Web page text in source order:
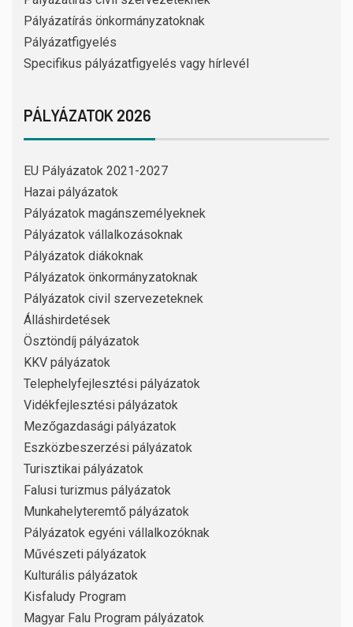
Pályázatírás önkormányzatoknak
Pályázatfigyelés
Specifikus pályázatfigyelés vagy hírlevél
PÁLYÁZATOK 2026
EU Pályázatok 2021-2027
Hazai pályázatok
Pályázatok magánszemélyeknek
Pályázatok vállalkozásoknak
Pályázatok diákoknak
Pályázatok önkormányzatoknak
Pályázatok civil szervezeteknek
Álláshirdetések
Ösztöndíj pályázatok
KKV pályázatok
Telephelyfejlesztési pályázatok
Vidékfejlesztési pályázatok
Mezőgazdasági pályázatok
Eszközbeszerzési pályázatok
Turisztikai pályázatok
Falusi turizmus pályázatok
Munkahelyteremtő pályázatok
Pályázatok egyéni vállalkozóknak
Művészeti pályázatok
Kulturális pályázatok
Kisfaludy Program
Magyar Falu Program pályázatok